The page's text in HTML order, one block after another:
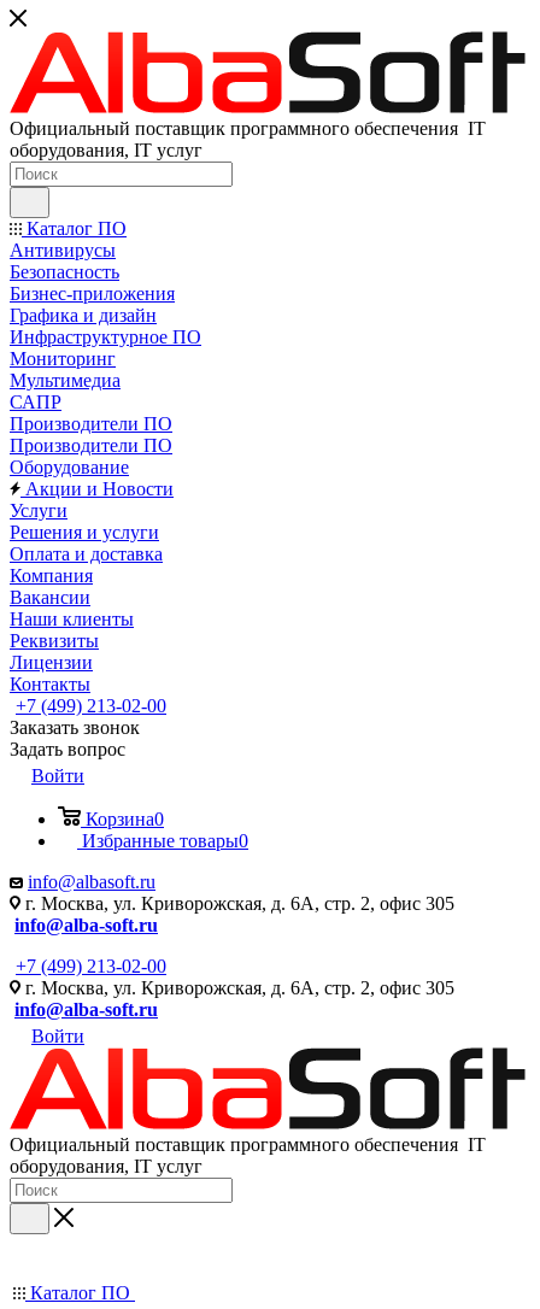
Официальный поставщик программного обеспечения IT
оборудования, IT услуг
Каталог ПО
Антивирусы
Безопасность
Бизнес-приложения
Графика и дизайн
Инфраструктурное ПО
Мониторинг
Мультимедиа
САПР
Производители ПО
Производители ПО
Оборудование
Акции и Новости
Услуги
Решения и услуги
Оплата и доставка
Компания
Вакансии
Наши клиенты
Реквизиты
Лицензии
Контакты
+7 (499) 213-02-00
Заказать звонок
Задать вопрос
Войти
Корзина0
Избранные товары0
info@albasoft.ru
г. Москва, ул. Криворожская, д. 6А, стр. 2, офис 305
info@alba-soft.ru
+7 (499) 213-02-00
г. Москва, ул. Криворожская, д. 6А, стр. 2, офис 305
info@alba-soft.ru
Войти
Официальный поставщик программного обеспечения IT
оборудования, IT услуг
Каталог ПО